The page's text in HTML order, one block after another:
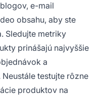
e-mail
obsahu, aby ste
Sledujte metriky
prinášajú najvyššie
a
testujte rôzne
produktov na